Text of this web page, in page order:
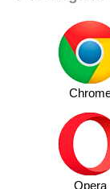
Opera